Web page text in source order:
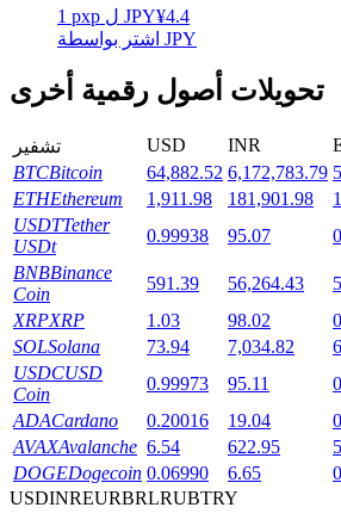
التوقيع المساحي
لكسب العملات الرقمية الشهيرة
1 pxp ل JPY¥4.4
اشتر بواسطة JPY
تحويلات أصول رقمية أخرى
تشفير USD INR
BTCBitcoin 64,882.52 6,172,783.79
ETHEthereum 1,911.98 181,901.98
USDTTether
USDt
0.99938 95.07
BNBBinance
Coin
591.39 56,264.43
XRPXRP 1.03 98.02
SOLSolana 73.94 7,034.82
USDCUSD
Coin
0.99973 95.11
ADACardano 0.20016 19.04
AVAXAvalanche 6.54 622.95
DOGEDogecoin 0.06990 6.65
USDINREURBRLRUBTRY